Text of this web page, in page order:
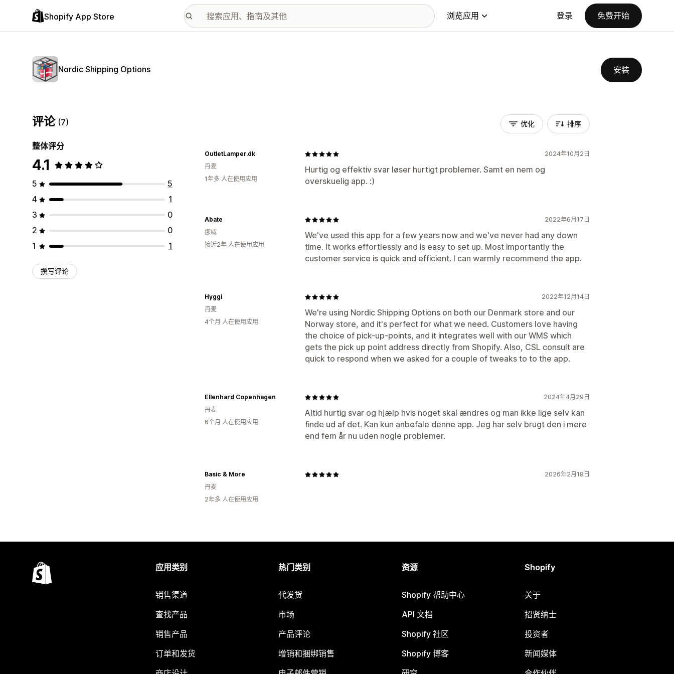
Shopify App Store 浏览应用 登录 免费开始
Nordic Shipping Options 安装
评论 (7)
整体评分
4.1
5
5
4
1
3
0
2
0
1
1
撰写评论
优化 排序
2024年10月2日
Hurtig og effektiv svar løser hurtigt problemer. Samt en nem og
overskuelig app. :)
OutletLamper.dk
丹麦
1年多 人在使用应用
2022年6月17日
We've used this app for a few years now and we've never had any down
time. It works effortlessly and is easy to set up. Most importantly the
customer service is quick and efficient. I can warmly recommend the app.
Abate
挪威
接近2年 人在使用应用
2022年12月14日
We're using Nordic Shipping Options on both our Denmark store and our
Norway store, and it's perfect for what we need. Customers love having
the choice of pick-up-points, and it integrates well with our WMS which
gets the pick up point address directly from Shopify. Also, CSL consult are
quick to respond when we asked for a couple of tweaks to to the app.
Hyggi
丹麦
4个月 人在使用应用
2024年4月29日
Altid hurtig svar og hjælp hvis noget skal ændres og man ikke lige selv kan
finde ud af det. Kan kun anbefale denne app. Jeg har selv brugt den i mere
end fem år nu uden nogle problemer.
Ellenhard Copenhagen
丹麦
6个月 人在使用应用
2026年2月18日
Basic & More
丹麦
2年多 人在使用应用
应用类别
销售渠道
查找产品
销售产品
订单和发货
热门类别
代发货
市场
产品评论
增销和捆绑销售
资源
Shopify 帮助中心
API 文档
Shopify 社区
Shopify 博客
Shopify
关于
招贤纳士
投资者
新闻媒体